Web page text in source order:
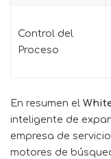
Control del
Proceso
En resumen el
inteligente de
empresa de
motores de